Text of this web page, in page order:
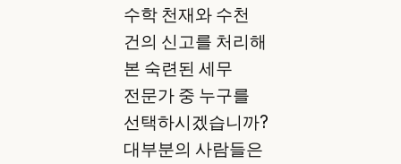
수학 천재와 수천
건의 신고를 처리해
본 숙련된 세무
전문가 중 누구를
선택하시겠습니까?
대부분의 사람들은